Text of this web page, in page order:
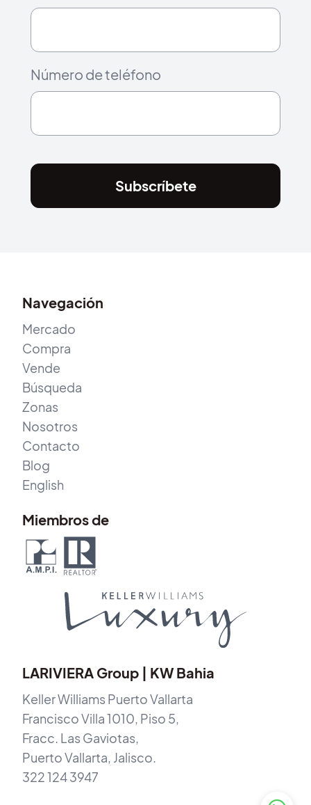
Número de teléfono
Subscríbete
Navegación
Mercado
Compra
Vende
Búsqueda
Zonas
Nosotros
Contacto
Blog
English
Miembros de
LARIVIERA Group | KW Bahia
Keller Williams Puerto Vallarta
Francisco Villa 1010, Piso 5,
Fracc. Las Gaviotas,
Puerto Vallarta, Jalisco.
322 124 3947